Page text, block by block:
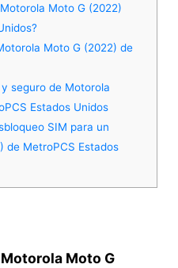
Moto G (2022)
Moto G (2022) de
seguro de Motorola
Estados Unidos
SIM para un
de MetroPCS Estados
Moto G